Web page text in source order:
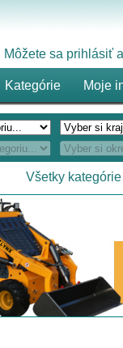
Môžete sa prihlásiť
Kategórie Moje
Všetky kategórie